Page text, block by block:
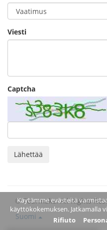
Viesti
Captcha
Lähettää
© Tourmake. All Rights
Suomi
Käytämme evästeitä
käyttökokemuksen. Jatkamalla
Rifiuto